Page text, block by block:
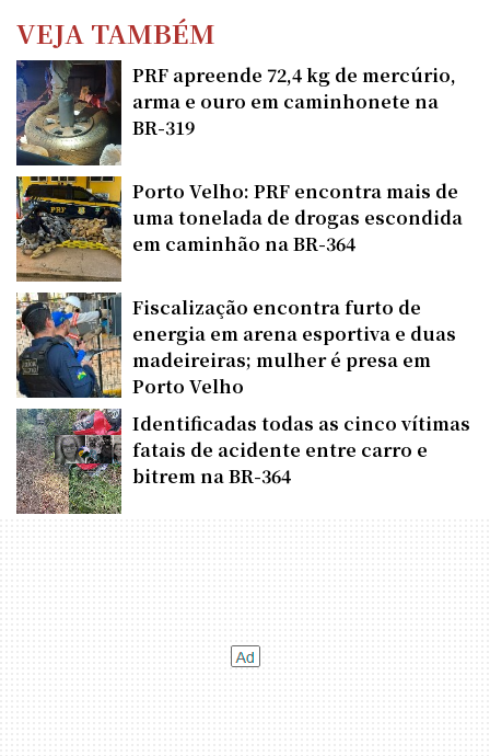
VEJA TAMBÉM
PRF apreende 72,4 kg de mercúrio,
arma e ouro em caminhonete na
BR-319
Porto Velho: PRF encontra mais de
uma tonelada de drogas escondida
em caminhão na BR-364
Fiscalização encontra furto de
energia em arena esportiva e duas
madeireiras; mulher é presa em
Porto Velho
Identificadas todas as cinco vítimas
fatais de acidente entre carro e
bitrem na BR-364